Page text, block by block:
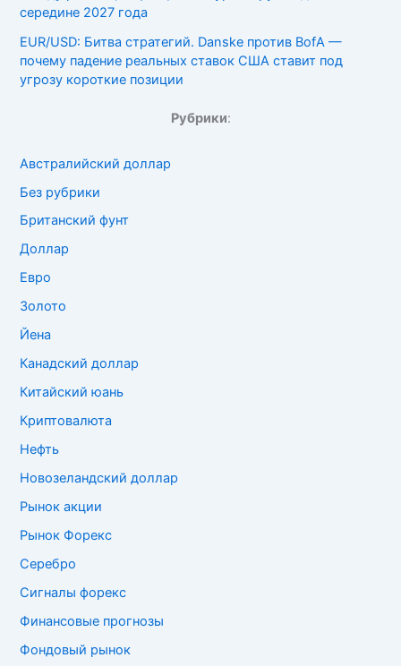
середине 2027 года
EUR/USD: Битва стратегий. Danske против BofA —
почему падение реальных ставок США ставит под
угрозу короткие позиции
Рубрики:
Австралийский доллар
Без рубрики
Британский фунт
Доллар
Евро
Золото
Йена
Канадский доллар
Китайский юань
Криптовалюта
Нефть
Новозеландский доллар
Рынок акции
Рынок Форекс
Серебро
Сигналы форекс
Финансовые прогнозы
Фондовый рынок